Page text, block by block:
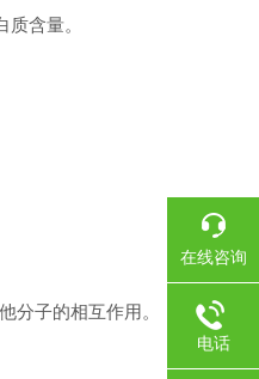
含量。
子的相互作用。
在线咨询
电话